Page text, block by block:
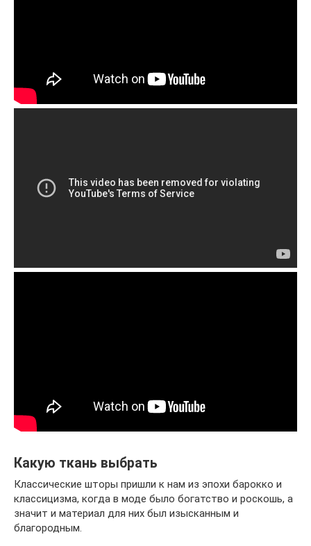
Какую ткань выбрать
Классические шторы пришли к нам из эпохи барокко и
классицизма, когда в моде было богатство и роскошь, а
значит и материал для них был изысканным и
благородным.